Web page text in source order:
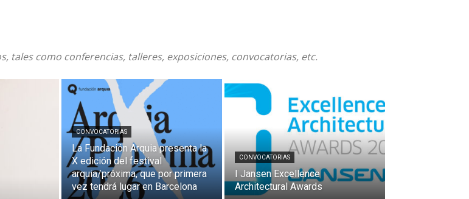
tales como conferencias, talleres, exposiciones, convocatorias, etc.
CONVOCATORIAS
La Fundación Arquia presenta la
X edición del festival
arquia/próxima, que por primera
vez tendrá lugar en Barcelona
CONVOCATORIAS
I Jansen Excellence
Architectural Awards